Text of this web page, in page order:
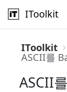
IToolkit
IToolkit
ASCII를
ASCII